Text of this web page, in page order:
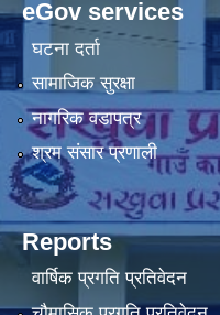
eGov services
घटना दर्ता
सामाजिक सुरक्षा
नागरिक वडापत्र
श्रम संसार प्रणाली
Reports
वार्षिक प्रगति प्रतिवेदन